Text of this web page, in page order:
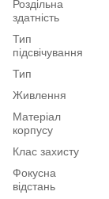
Роздільна
здатність
Тип
підсвічування
Тип
Живлення
Матеріал
корпусу
Клас захисту
Фокусна
відстань